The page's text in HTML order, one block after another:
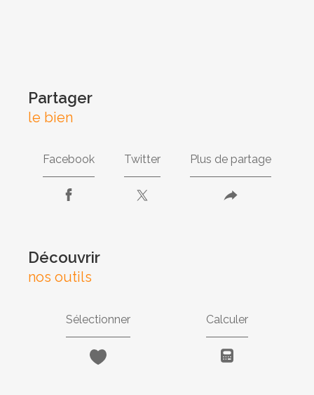
partager
le bien
Facebook Twitter Plus de partage
découvrir
nos outils
Sélectionner Calculer